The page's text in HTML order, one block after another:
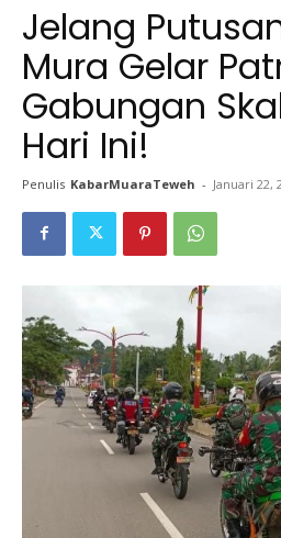
Jelang
Mura Gelar
Gabungan
Hari Ini!
Penulis KabarMuaraTeweh - Januari 22,